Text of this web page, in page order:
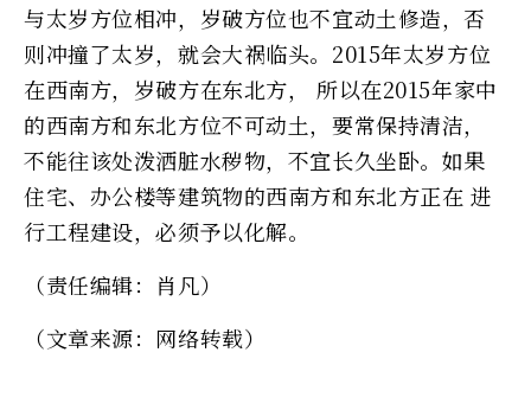
与太岁方位相冲，岁破方位也不宜动土修造，否
则冲撞了太岁，就会大祸临头。2015年太岁方位
在西南方，岁破方在东北方， 所以在2015年家中
的西南方和东北方位不可动土，要常保持清洁，
不能往该处泼洒脏水秽物，不宜长久坐卧。如果
住宅、办公楼等建筑物的西南方和东北方正在 进
行工程建设，必须予以化解。
（责任编辑：肖凡）
（文章来源：网络转载）